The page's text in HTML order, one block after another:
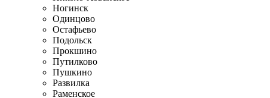
Ногинск
Одинцово
Остафьево
Подольск
Прокшино
Путилково
Пушкино
Развилка
Раменское